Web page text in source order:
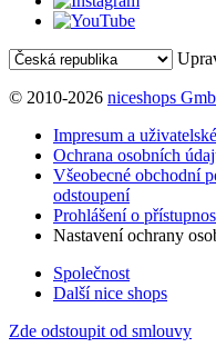
© 2010-2026 niceshops
Impresum a
Ochrana osobních
Všeobecné obchodní
odstoupení
Prohlášení o
Nastavení ochrany
Společnost
Další nice shops
Zde odstoupit od smlouvy